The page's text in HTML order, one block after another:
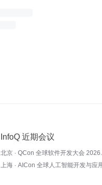
InfoQ 近期会议
北京 · QCon 全球软件开发大会
上海 · AICon 全球人工智能开发与应